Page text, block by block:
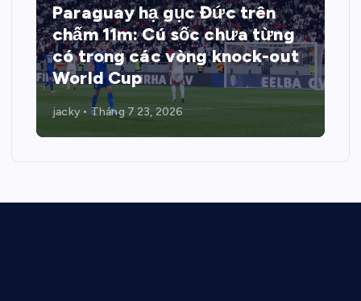
Paraguay hạ gục Đức trên
chấm 11m: Cú sốc chưa từng
có trong các vòng knock-out
World Cup
jacky Tháng 7 23, 2026